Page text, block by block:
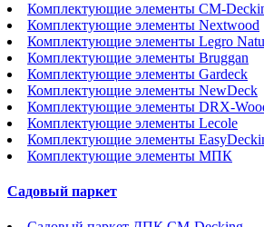
Комплектующие элементы CM-
Комплектующие элементы Nextwood
Комплектующие элементы Legro
Комплектующие элементы Bruggan
Комплектующие элементы Gardeck
Комплектующие элементы NewDeck
Комплектующие элементы DRX-
Комплектующие элементы Lecole
Комплектующие элементы
Комплектующие элементы МПК
Садовый паркет